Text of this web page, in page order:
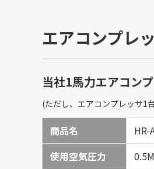
エアコンプレ
当社1馬力エアコン
(ただし、エアコンプレッサ1
商品名 HR-
使用空気圧力